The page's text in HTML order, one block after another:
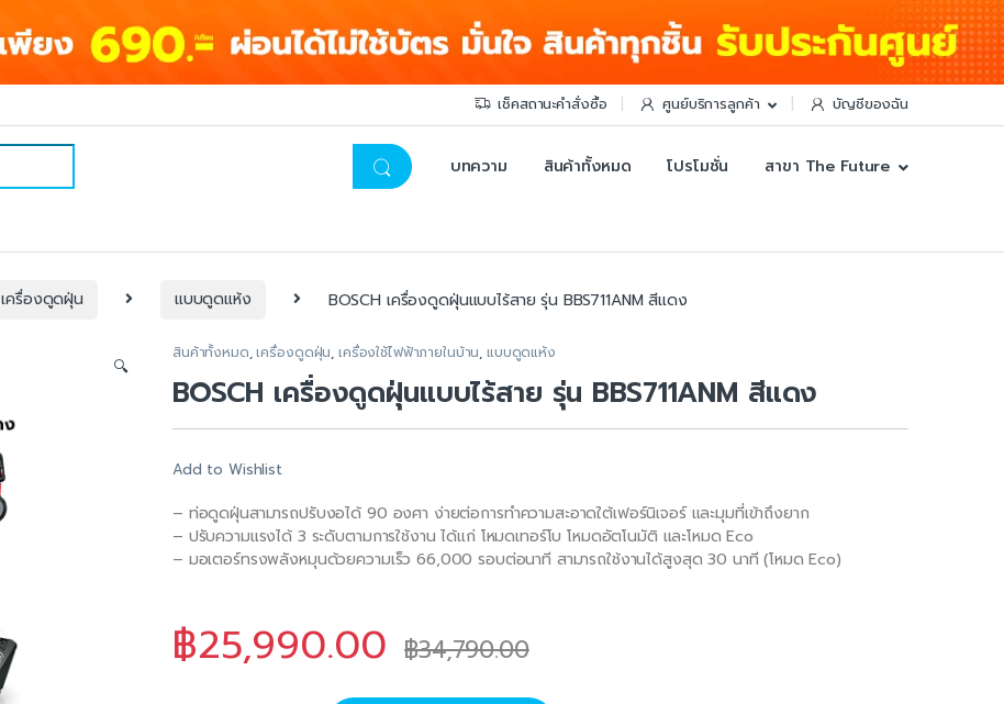
เช็คสถานะคำสั่งซื้อ ศูนย์บริการลูกค้า บัญชีของฉัน
บทความ สินค้าทั้งหมด โปรโมชั่น สาขา The Future
เครื่องดูดฝุ่น แบบดูดแห้ง BOSCH เครื่องดูดฝุ่นแบบไร้สาย รุ่น BBS711ANM สีแดง
🔍
สินค้าทั้งหมด,เครื่องดูดฝุ่น, เครื่องใช้ไฟฟ้าภายในบ้าน,แบบดูดแห้ง
BOSCH เครื่องดูดฝุ่นแบบไร้สาย รุ่น BBS711ANM สีแดง
Add to Wishlist
– ท่อดูดฝุ่นสามารถปรับงอได้ 90 องศา ง่ายต่อการทำความสะอาดใต้เฟอร์นิเจอร์ และมุมที่เข้าถึงยาก
– ปรับความแรงได้ 3 ระดับตามการใช้งาน ได้แก่ โหมดเทอร์โบ โหมดอัตโนมัติ และโหมด Eco
– มอเตอร์ทรงพลังหมุนด้วยความเร็ว 66,000 รอบต่อนาที สามารถใช้งานได้สูงสุด 30 นาที (โหมด Eco)
฿25,990.00 ฿34,790.00